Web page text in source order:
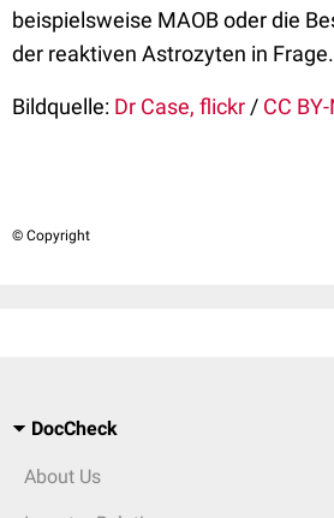
beispielsweise MAOB oder die
der reaktiven Astrozyten in Frage.
Bildquelle: Dr Case, flickr / CC
© Copyright
DocCheck
About Us